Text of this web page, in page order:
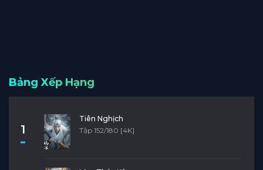
Bảng Xếp Hạng
1
Tiên Nghịch
Tập 152/180 [4K]